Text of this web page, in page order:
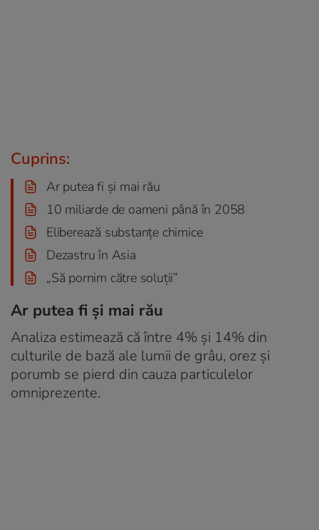
Cuprins:
Ar putea fi și mai rău
10 miliarde de oameni până în 2058
Eliberează substanțe chimice
Dezastru în Asia
„Să pornim către soluții”
Ar putea fi și mai rău
Analiza estimează că între 4% și 14% din
culturile de bază ale lumii de grâu, orez și
porumb se pierd din cauza particulelor
omniprezente.